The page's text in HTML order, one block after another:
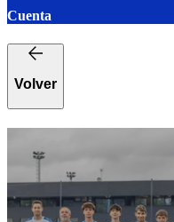
Cuenta
Volver